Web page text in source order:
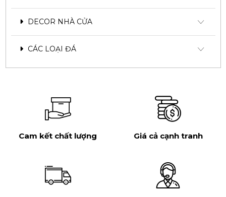
DECOR NHÀ CỬA
CÁC LOẠI ĐÁ
Cam kết chất lượng Giá cả cạnh tranh